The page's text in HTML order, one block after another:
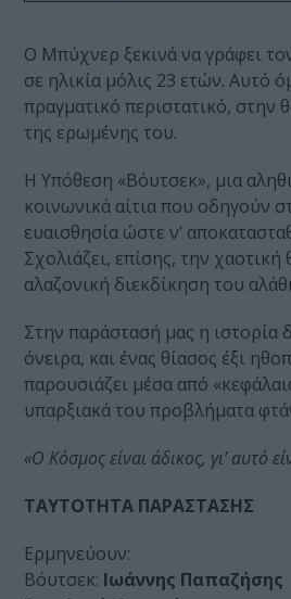
Ο Μπύχνερ ξεκινά να γράφει
σε ηλικία μόλις 23 ετών. Αυτό
πραγματικό περιστατικό, στην
της ερωμένης του.
Η Υπόθεση «Βόυτσεκ», μια
κοινωνικά αίτια που οδηγούν
ευαισθησία ώστε ν’
Σχολιάζει, επίσης, την
αλαζονική διεκδίκηση του
Στην παράστασή μας η ιστορία
όνειρα, και ένας θίασος έξι
παρουσιάζει μέσα από
υπαρξιακά του προβλήματα
«Ο Κόσμος είναι άδικος, γι’ αυτό
ΤΑΥΤΟΤΗΤΑ ΠΑΡΑΣΤΑΣΗΣ
Ερμηνεύουν:
Βόυτσεκ: Ιωάννης Παπαζήσης